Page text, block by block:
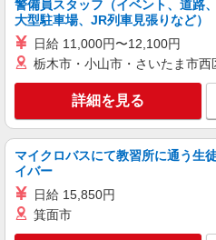
アルバイト
コンパスグループ・ジャパン株式会
調理補助【アル
時給1,300円以上 試用期間中 時給
分単位で別途支
フェリオ成
7）
キープ
アルバイト パート
警備員スタッフ（イベント、道路、
大型駐車場、JR列車見張りなど）
日給 11,000円〜12,100円
栃木市・小山市・さいたま市
詳細を見る
マイクロバスにて教習所に通う生
イバー
日給 15,850円
箕面市